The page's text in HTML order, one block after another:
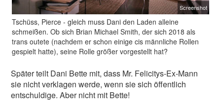
Screenshot
Tschüss, Pierce - gleich muss Dani den Laden alleine
schmeißen. Ob sich Brian Michael Smith, der sich 2018 als
trans outete (nachdem er schon einige cis männliche Rollen
gespielt hatte), seine Rolle größer vorgestellt hat?
Später teilt Dani Bette mit, dass Mr. Felicitys-Ex-Mann
sie nicht verklagen werde, wenn sie sich öffentlich
entschuldige. Aber nicht mit Bette!